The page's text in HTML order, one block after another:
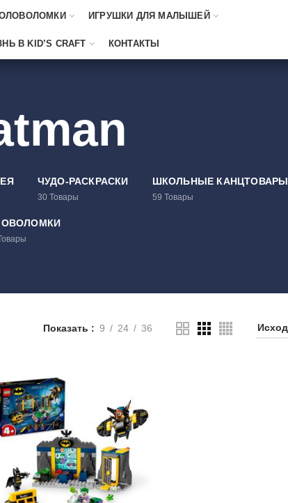
ИГРУШКИ ДЛЯ МАЛЫШЕЙ
В KID’S CRAFT КОНТАКТЫ
ЧУДО-РАСКРАСКИ
30 Товары
ШКОЛЬНЫЕ КАНЦТОВАРЫ
59 Товары
Показать 9 24 36